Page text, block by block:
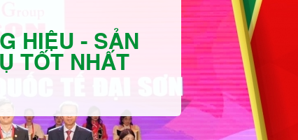
HIỆU - SẢN
TỐT NHẤT